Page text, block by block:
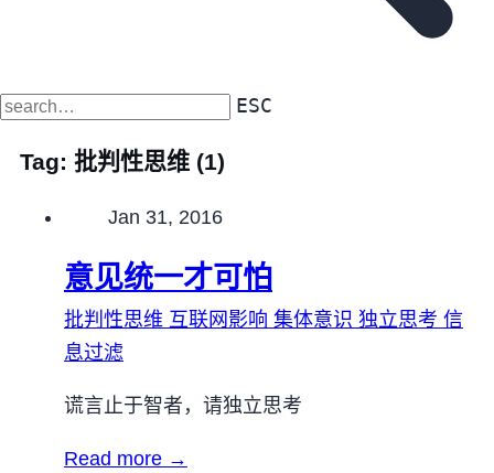
ESC
Tag: 批判性思维 (1)
Published on
Jan 31, 2016
意见统一才可怕
批判性思维 互联网影响 集体意识 独立思考 信
息过滤
谎言止于智者，请独立思考
Read more →